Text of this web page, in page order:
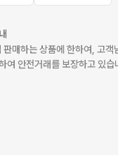
매하는 상품에 한하여, 고객
여 안전거래를 보장하고 있습